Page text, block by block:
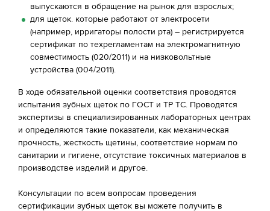
выпускаются в обращение на рынок для взрослых;
для щеток. которые работают от электросети
(например, ирригаторы полости рта) – регистрируется
сертификат по техрегламентам на электромагнитную
совместимость (020/2011) и на низковольтные
устройства (004/2011).
В ходе обязательной оценки соответствия проводятся
испытания зубных щеток по ГОСТ и ТР ТС. Проводятся
экспертизы в специализированных лабораторных центрах
и определяются такие показатели, как механическая
прочность, жесткость щетины, соответствие нормам по
санитарии и гигиене, отсутствие токсичных материалов в
производстве изделий и другое.
Консультации по всем вопросам проведения
сертификации зубных щеток вы можете получить в